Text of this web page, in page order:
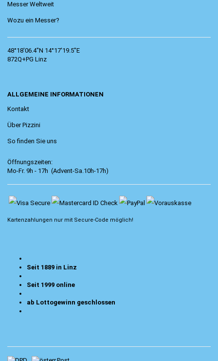
Messer Weltweit
Wozu ein Messer?
48°18'06.4"N 14°17'19.5"E
872Q+PG Linz
ALLGEMEINE INFORMATIONEN
Kontakt
Über Pizzini
So finden Sie uns
Öffnungszeiten:
Mo-Fr. 9h - 17h (Advent-Sa.10h-17h)
Kartenzahlungen nur mit Secure-Code möglich!
Seit 1889 in Linz
Seit 1999 online
ab Lottogewinn geschlossen